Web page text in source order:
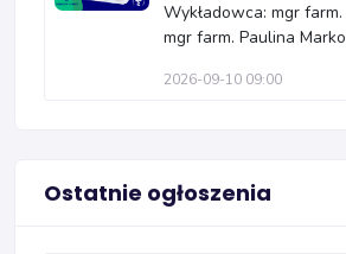
Wykładowca: mgr
mgr farm. Paulina
2026-09-10 09:00
Ostatnie ogłoszenia